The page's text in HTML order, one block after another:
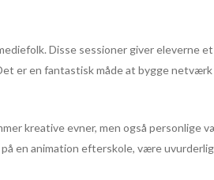
Disse sessioner giver eleverne
er en fantastisk måde at bygge netværk
kreative evner, men også personlige
en animation efterskole, være